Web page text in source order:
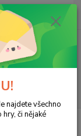
Menu
ks
0 Kč
Six 3
najdete všechno
či nějaké